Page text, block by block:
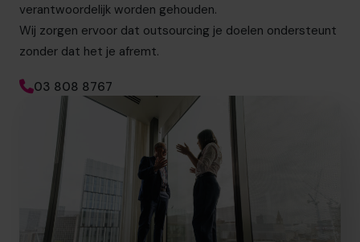
verantwoordelijk worden gehouden.
Wij zorgen ervoor dat outsourcing je doelen ondersteunt
zonder dat het je afremt.
03 808 8767